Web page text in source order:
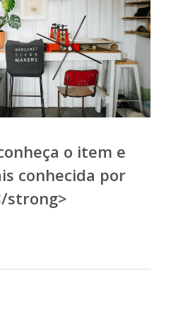
o item e
conhecida por
strong>